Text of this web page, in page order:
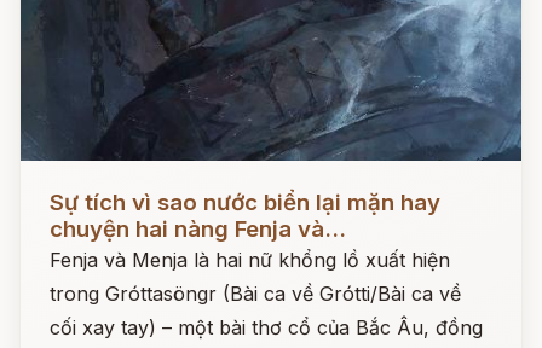
Sự tích vì sao nước biển lại mặn hay
chuyện hai nàng Fenja và...
Fenja và Menja là hai nữ khổng lồ xuất hiện
trong Gróttasöngr (Bài ca về Grótti/Bài ca về
cối xay tay) – một bài thơ cổ của Bắc Âu, đồng